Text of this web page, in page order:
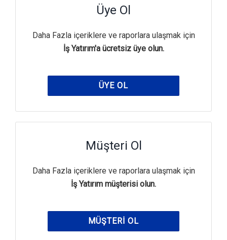
Üye Ol
Daha Fazla içeriklere ve raporlara ulaşmak için
İş Yatırım'a ücretsiz üye olun.
ÜYE OL
Müşteri Ol
Daha Fazla içeriklere ve raporlara ulaşmak için
İş Yatırım müşterisi olun.
MÜŞTERI OL